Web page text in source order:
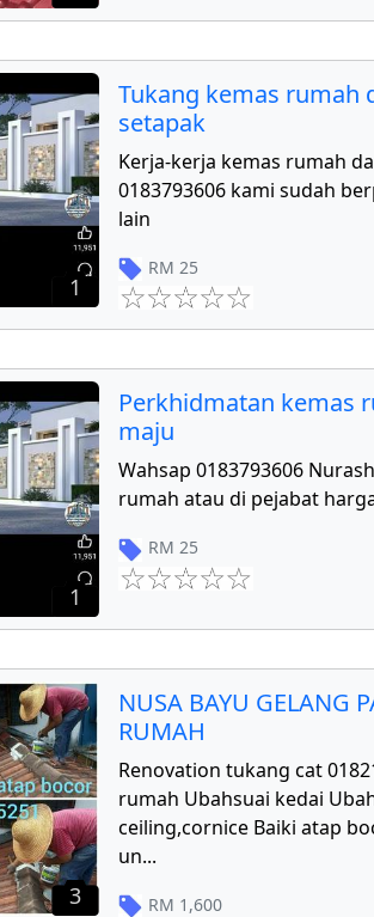
1
Tukang kemas rumah
setapak
Kerja-kerja kemas rumah
0183793606 kami sudah
lain
RM 25
1
Perkhidmatan kemas
maju
Wahsap 0183793606
rumah atau di pejabat
RM 25
3
NUSA BAYU GELANG
RUMAH
Renovation tukang cat
rumah Ubahsuai kedai
ceiling,cornice Baiki atap
un...
RM 1,600